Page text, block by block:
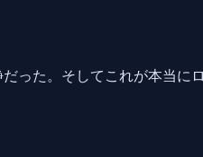
った。そしてこれが本当